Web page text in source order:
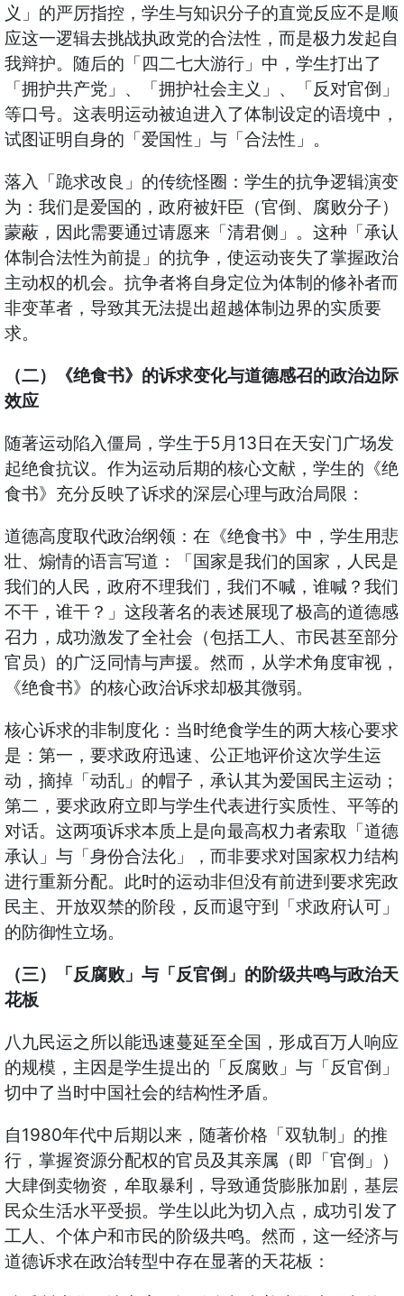
义」的严厉指控，学生与知识分子的直觉反应不是顺
应这一逻辑去挑战执政党的合法性，而是极力发起自
我辩护。随后的「四二七大游行」中，学生打出了
「拥护共产党」、「拥护社会主义」、「反对官倒」
等口号。这表明运动被迫进入了体制设定的语境中，
试图证明自身的「爱国性」与「合法性」。
落入「跪求改良」的传统怪圈：学生的抗争逻辑演变
为：我们是爱国的，政府被奸臣（官倒、腐败分子）
蒙蔽，因此需要通过请愿来「清君侧」。这种「承认
体制合法性为前提」的抗争，使运动丧失了掌握政治
主动权的机会。抗争者将自身定位为体制的修补者而
非变革者，导致其无法提出超越体制边界的实质要
求。
（二）《绝食书》的诉求变化与道德感召的政治边际
效应
随著运动陷入僵局，学生于5月13日在天安门广场发
起绝食抗议。作为运动后期的核心文献，学生的《绝
食书》充分反映了诉求的深层心理与政治局限：
道德高度取代政治纲领：在《绝食书》中，学生用悲
壮、煽情的语言写道：「国家是我们的国家，人民是
我们的人民，政府不理我们，我们不喊，谁喊？我们
不干，谁干？」这段著名的表述展现了极高的道德感
召力，成功激发了全社会（包括工人、市民甚至部分
官员）的广泛同情与声援。然而，从学术角度审视，
《绝食书》的核心政治诉求却极其微弱。
核心诉求的非制度化：当时绝食学生的两大核心要求
是：第一，要求政府迅速、公正地评价这次学生运
动，摘掉「动乱」的帽子，承认其为爱国民主运动；
第二，要求政府立即与学生代表进行实质性、平等的
对话。这两项诉求本质上是向最高权力者索取「道德
承认」与「身份合法化」，而非要求对国家权力结构
进行重新分配。此时的运动非但没有前进到要求宪政
民主、开放双禁的阶段，反而退守到「求政府认可」
的防御性立场。
（三）「反腐败」与「反官倒」的阶级共鸣与政治天
花板
八九民运之所以能迅速蔓延至全国，形成百万人响应
的规模，主因是学生提出的「反腐败」与「反官倒」
切中了当时中国社会的结构性矛盾。
自1980年代中后期以来，随著价格「双轨制」的推
行，掌握资源分配权的官员及其亲属（即「官倒」）
大肆倒卖物资，牟取暴利，导致通货膨胀加剧，基层
民众生活水平受损。学生以此为切入点，成功引发了
工人、个体户和市民的阶级共鸣。然而，这一经济与
道德诉求在政治转型中存在显著的天花板：